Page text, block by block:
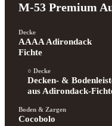
M-53 Premium
Decke
AAAA Adirondack
Fichte
Decke
Decken- &
aus Adirondack-
Boden & Zargen
Cocobolo